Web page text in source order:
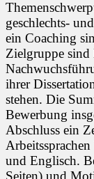
geschlechts-
ein Coaching
Zielgruppe sind
ihrer
stehen. Die
Bewerbung
Abschluss ein
und Englisch.